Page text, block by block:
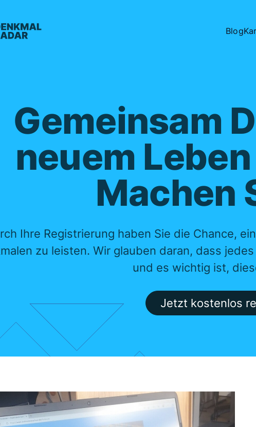
Sachsen Blog
Gemeinsam
neuem
Machen
Ihre Registrierung haben Sie die Chance,
zu leisten. Wir glauben daran, dass
und es wichtig ist,
Jetzt kostenlos